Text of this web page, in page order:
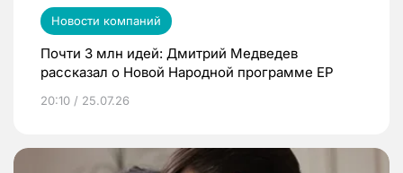
Новости компаний
Почти 3 млн идей: Дмитрий Медведев
рассказал о Новой Народной программе ЕР
20:10 / 25.07.26